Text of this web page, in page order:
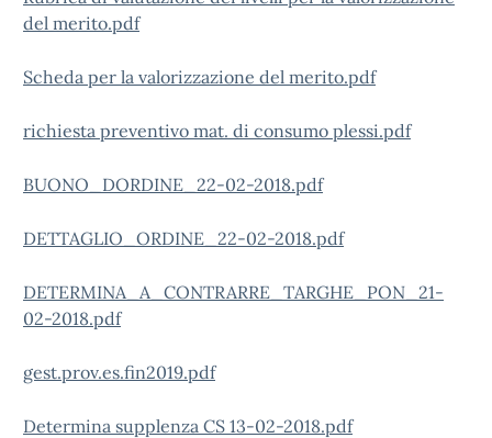
del merito.pdf
Scheda per la valorizzazione del merito.pdf
richiesta preventivo mat. di consumo plessi.pdf
BUONO_DORDINE_22-02-2018.pdf
DETTAGLIO_ORDINE_22-02-2018.pdf
DETERMINA_A_CONTRARRE_TARGHE_PON_21-
02-2018.pdf
gest.prov.es.fin2019.pdf
Determina supplenza CS 13-02-2018.pdf